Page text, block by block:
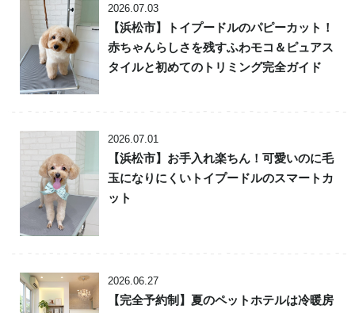
2026.07.03
【浜松市】トイプードルのパピーカット！
赤ちゃんらしさを残すふわモコ＆ピュアス
タイルと初めてのトリミング完全ガイド
2026.07.01
【浜松市】お手入れ楽ちん！可愛いのに毛
玉になりにくいトイプードルのスマートカ
ット
2026.06.27
【完全予約制】夏のペットホテルは冷暖房